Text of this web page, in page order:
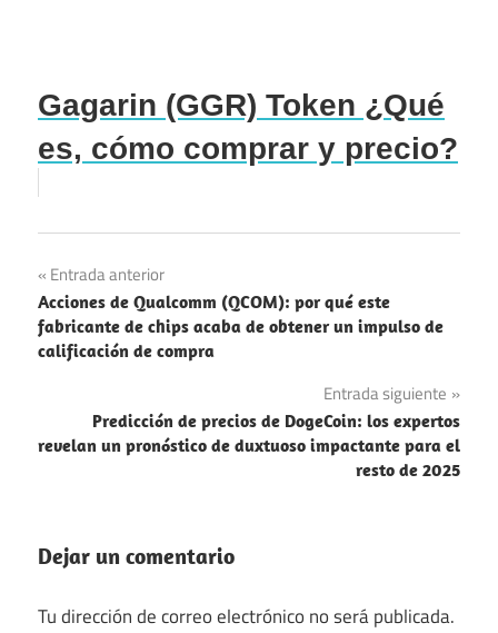
Gagarin (GGR) Token ¿Qué
es, cómo comprar y precio?
Navegación
de
entradas
Entrada anterior
Acciones de Qualcomm (QCOM): por qué este
fabricante de chips acaba de obtener un impulso de
calificación de compra
Entrada siguiente
Predicción de precios de DogeCoin: los expertos
revelan un pronóstico de duxtuoso impactante para el
resto de 2025
Dejar un comentario
Tu dirección de correo electrónico no será publicada.